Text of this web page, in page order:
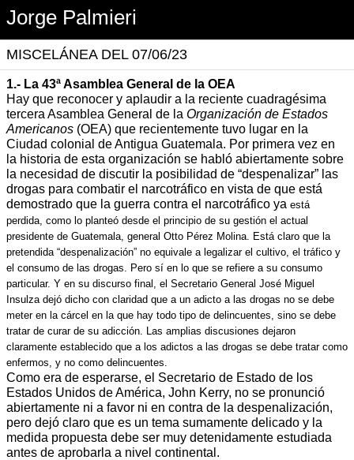
Jorge Palmieri
MISCELÁNEA DEL 07/06/23
1.- La 43ª Asamblea General de la OEA
Hay que reconocer y aplaudir a la reciente cuadragésima
tercera Asamblea General de la Organización de Estados
Americanos (OEA) que recientemente tuvo lugar en la
Ciudad colonial de Antigua Guatemala. Por primera vez en
la historia de esta organización se habló abiertamente sobre
la necesidad de discutir la posibilidad de “despenalizar” las
drogas para combatir el narcotráfico en vista de que está
demostrado que la guerra contra el narcotráfico ya está
perdida, como lo planteó desde el principio de su gestión el actual
presidente de Guatemala, general Otto Pérez Molina. Está claro que la
pretendida “despenalización” no equivale a legalizar el cultivo, el tráfico y
el consumo de las drogas. Pero sí en lo que se refiere a su consumo
particular. Y en su discurso final, el Secretario General José Miguel
Insulza dejó dicho con claridad que a un adicto a las drogas no se debe
meter en la cárcel en la que hay todo tipo de delincuentes, sino se debe
tratar de curar de su adicción. Las amplias discusiones dejaron
claramente establecido que a los adictos a las drogas se debe tratar como
enfermos, y no como delincuentes.
Como era de esperarse, el Secretario de Estado de los
Estados Unidos de América, John Kerry, no se pronunció
abiertamente ni a favor ni en contra de la despenalización,
pero dejó claro que es un tema sumamente delicado y la
medida propuesta debe ser muy detenidamente estudiada
antes de aprobarla a nivel continental.